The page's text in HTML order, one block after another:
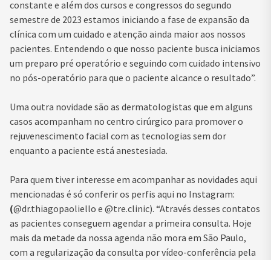
constante e além dos cursos e congressos do segundo
semestre de 2023 estamos iniciando a fase de expansão da
clínica com um cuidado e atenção ainda maior aos nossos
pacientes. Entendendo o que nosso paciente busca iniciamos
um preparo pré operatório e seguindo com cuidado intensivo
no pós-operatório para que o paciente alcance o resultado”.
Uma outra novidade são as dermatologistas que em alguns
casos acompanham no centro cirúrgico para promover o
rejuvenescimento facial com as tecnologias sem dor
enquanto a paciente está anestesiada.
Para quem tiver interesse em acompanhar as novidades aqui
mencionadas é só conferir os perfis aqui no Instagram:
(@dr.thiagopaoliello e @tre.clinic). “Através desses contatos
as pacientes conseguem agendar a primeira consulta. Hoje
mais da metade da nossa agenda não mora em São Paulo,
com a regularização da consulta por vídeo-conferência pela